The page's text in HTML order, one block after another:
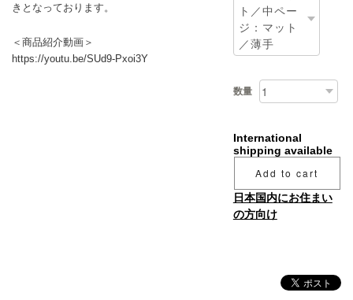
きとなっております。
＜商品紹介動画＞
https://youtu.be/SUd9-Pxoi3Y
数量
International
shipping available
Add to cart
日本国内にお住まい
の方向け